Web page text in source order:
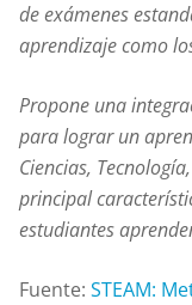
de exámenes
aprendizaje como
Propone una
para lograr un
Ciencias,
principal
estudiantes
Fuente: STEAM: